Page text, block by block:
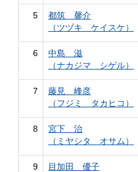
5
都筑 馨介
（ツヅキ ケイスケ）
6
中島 滋
（ナカジマ シゲル）
7
藤見 峰彦
（フジミ タカヒコ）
8
宮下 治
（ミヤシタ オサム）
9
目加田 優子